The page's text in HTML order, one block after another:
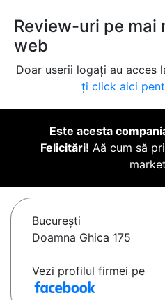
Review-uri pe mai
web
Doar userii logați au acces
ți click aici
Este acesta
Felicitări! Aă cum să
Bucureşti
Doamna Ghica 175
Vezi profilul firmei pe